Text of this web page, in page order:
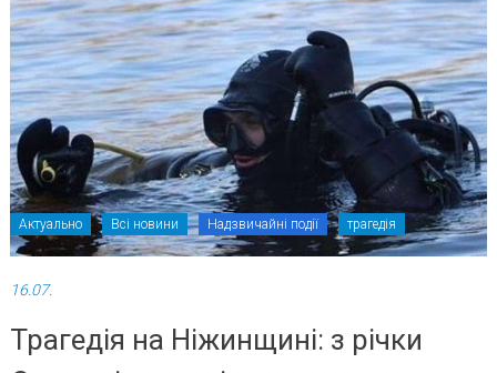
Актуально Всі новини Надзвичайні події трагедія
16.07.
Трагедія на Ніжинщині: з річки